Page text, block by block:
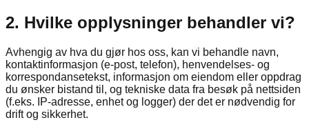
2. Hvilke opplysninger behandler vi?
Avhengig av hva du gjør hos oss, kan vi behandle navn,
kontaktinformasjon (e-post, telefon), henvendelses- og
korrespondansetekst, informasjon om eiendom eller oppdrag
du ønsker bistand til, og tekniske data fra besøk på nettsiden
(f.eks. IP-adresse, enhet og logger) der det er nødvendig for
drift og sikkerhet.